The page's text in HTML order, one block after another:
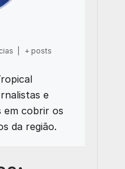
+ posts
e
em cobrir os
da região.